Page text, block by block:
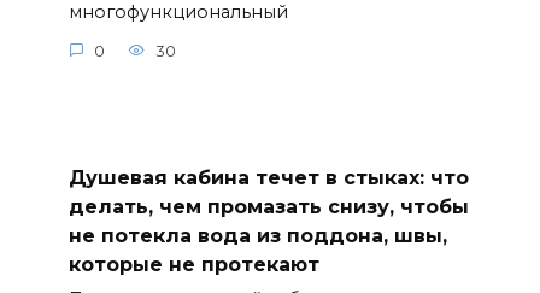
многофункциональный
0 30
Душевая кабина течет в стыках: что
делать, чем промазать снизу, чтобы
не потекла вода из поддона, швы,
которые не протекают